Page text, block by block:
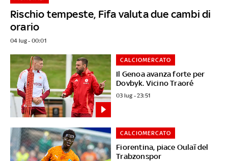
Rischio tempeste, Fifa valuta due cambi di
orario
04 lug - 00:01
Il Genoa avanza forte per
Dovbyk. Vicino Traoré
CALCIOMERCATO
03 lug - 23:51
Fiorentina, piace Oulaï del
Trabzonspor
CALCIOMERCATO